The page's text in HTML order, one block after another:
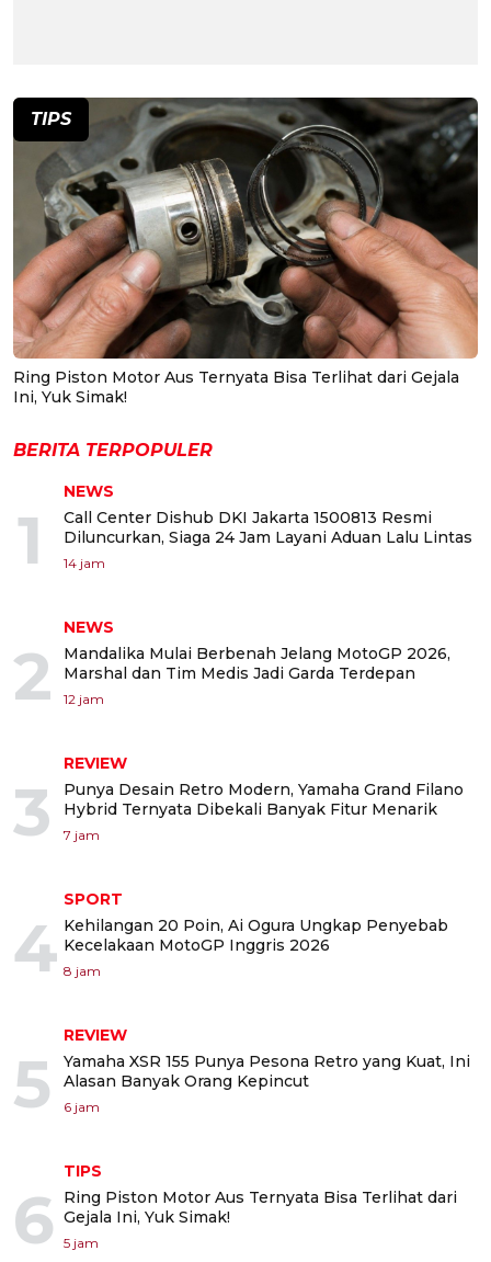
TIPS
Ring Piston Motor Aus Ternyata Bisa Terlihat dari Gejala
Ini, Yuk Simak!
BERITA TERPOPULER
1
NEWS
Call Center Dishub DKI Jakarta 1500813 Resmi
Diluncurkan, Siaga 24 Jam Layani Aduan Lalu Lintas
14 jam
2
NEWS
Mandalika Mulai Berbenah Jelang MotoGP 2026,
Marshal dan Tim Medis Jadi Garda Terdepan
12 jam
3
REVIEW
Punya Desain Retro Modern, Yamaha Grand Filano
Hybrid Ternyata Dibekali Banyak Fitur Menarik
7 jam
4
SPORT
Kehilangan 20 Poin, Ai Ogura Ungkap Penyebab
Kecelakaan MotoGP Inggris 2026
8 jam
5
REVIEW
Yamaha XSR 155 Punya Pesona Retro yang Kuat, Ini
Alasan Banyak Orang Kepincut
6 jam
6
TIPS
Ring Piston Motor Aus Ternyata Bisa Terlihat dari
Gejala Ini, Yuk Simak!
5 jam